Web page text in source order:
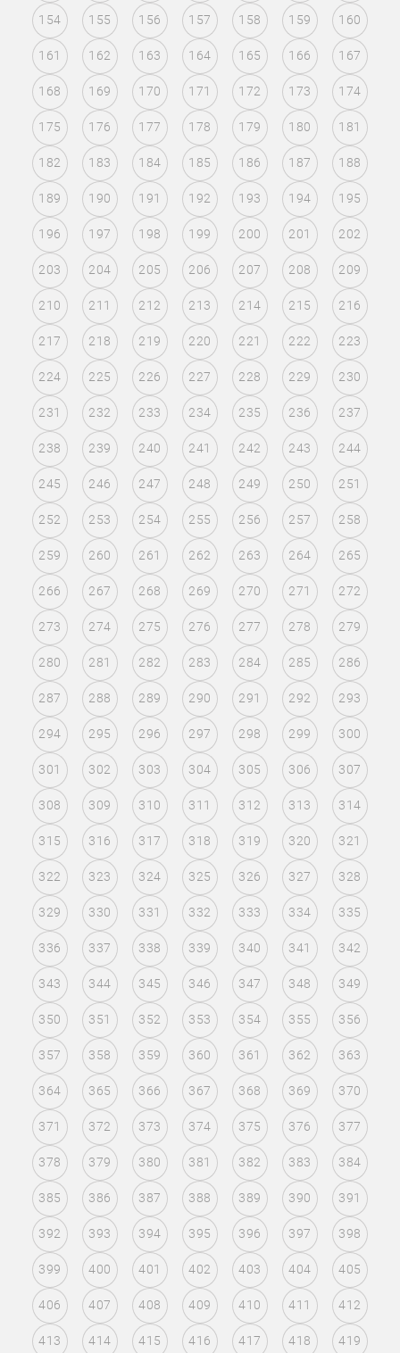
154 155 156 157 158 159 160
161 162 163 164 165 166 167
168 169 170 171 172 173 174
175 176 177 178 179 180 181
182 183 184 185 186 187 188
189 190 191 192 193 194 195
196 197 198 199 200 201 202
203 204 205 206 207 208 209
210 211 212 213 214 215 216
217 218 219 220 221 222 223
224 225 226 227 228 229 230
231 232 233 234 235 236 237
238 239 240 241 242 243 244
245 246 247 248 249 250 251
252 253 254 255 256 257 258
259 260 261 262 263 264 265
266 267 268 269 270 271 272
273 274 275 276 277 278 279
280 281 282 283 284 285 286
287 288 289 290 291 292 293
294 295 296 297 298 299 300
301 302 303 304 305 306 307
308 309 310 311 312 313 314
315 316 317 318 319 320 321
322 323 324 325 326 327 328
329 330 331 332 333 334 335
336 337 338 339 340 341 342
343 344 345 346 347 348 349
350 351 352 353 354 355 356
357 358 359 360 361 362 363
364 365 366 367 368 369 370
371 372 373 374 375 376 377
378 379 380 381 382 383 384
385 386 387 388 389 390 391
392 393 394 395 396 397 398
399 400 401 402 403 404 405
406 407 408 409 410 411 412
413 414 415 416 417 418 419